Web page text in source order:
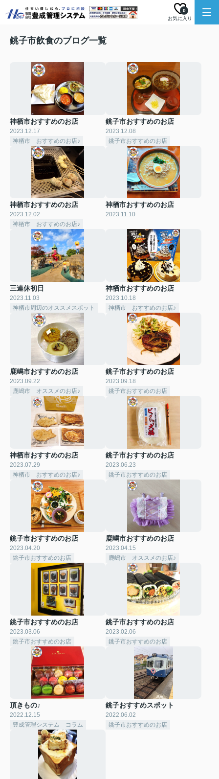
お気に入り
0
銚子市飲食のブログ一覧
神栖市おすすめのお店
2023.12.17
神栖市 おすすめのお店♪
銚子市おすすめのお店
2023.12.08
銚子市おすすめのお店
神栖市おすすめのお店
2023.12.02
神栖市 おすすめのお店♪
神栖市おすすめのお店
2023.11.10
三連休初日
2023.11.03
神栖市周辺のオススメスポット
神栖市おすすめのお店
2023.10.18
神栖市 おすすめのお店♪
鹿嶋市おすすめのお店
2023.09.22
鹿嶋市 オススメのお店♪
銚子市おすすめのお店
2023.09.18
銚子市おすすめのお店
神栖市おすすめのお店
2023.07.29
神栖市 おすすめのお店♪
銚子市おすすめのお店
2023.06.23
銚子市おすすめのお店
銚子市おすすめのお店
2023.04.20
銚子市おすすめのお店
鹿嶋市おすすめのお店
2023.04.15
鹿嶋市 オススメのお店♪
銚子市おすすめのお店
2023.03.06
銚子市おすすめのお店
銚子市おすすめのお店
2023.02.06
銚子市おすすめのお店
頂きもの♪
2022.12.15
豊成管理システム コラム
銚子おすすめスポット
2022.06.02
銚子市おすすめのお店